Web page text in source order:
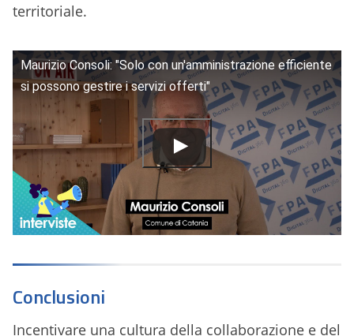
territoriale.
Maurizio Consoli: "Solo con un'amministrazione efficiente
si possono gestire i servizi offerti"
Conclusioni
Incentivare una cultura della collaborazione e del